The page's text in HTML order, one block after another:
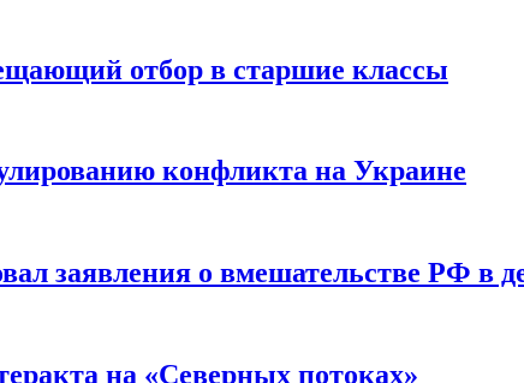
отбор в старшие классы
конфликта на Украине
заявления о вмешательстве РФ в
на «Северных потоках»